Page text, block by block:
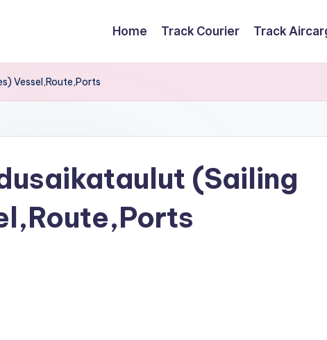
Home Track Courier Track
Vessel,Route,Ports
(Sailing